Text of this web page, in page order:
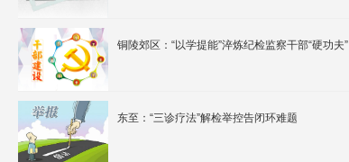
铜陵郊区：“以学提能”淬炼纪检监察干部“硬功夫”
东至：“三诊疗法”解检举控告闭环难题